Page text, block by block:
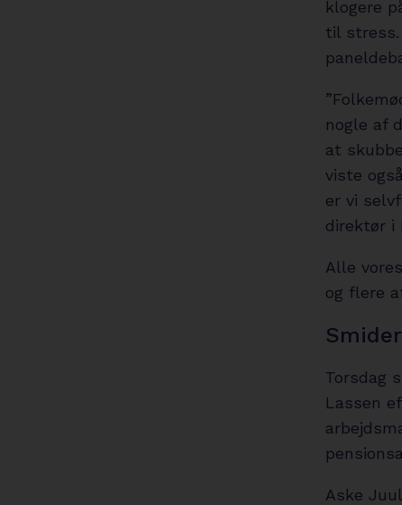
klogere
til stress.
nogle af
at
viste
er vi
direktør i
Alle
og flere
Torsdag
Lassen
Aske